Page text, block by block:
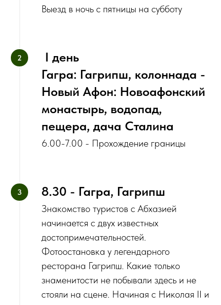
‌Выезд в ночь с пятницы на субботу
‌ I день
Гагра: Гагрипш, колоннада -
Новый Афон: Новоафонский
монастырь, водопад,
пещера, дача Сталина
6.00-7.00 - Прохождение границы
8.30 - Гагра, Гагрипш
Знакомство туристов с Абхазией
начинается с двух известных
достопримечательностей.
Фотоостановка у легендарного
ресторана Гагрипш. Какие только
знаменитости не побывали здесь и не
стояли на сцене. Начиная с Николая II и